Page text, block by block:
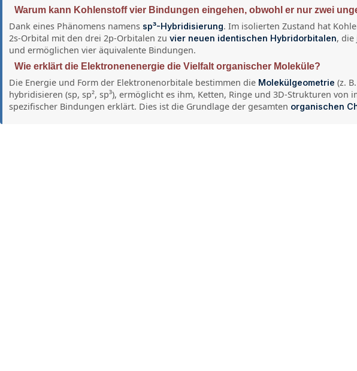
Warum kann Kohlenstoff vier Bindungen eingehen, obwohl er nur zwei
Dank eines Phänomens namens sp³-Hybridisierung. Im isolierten Zustand hat
2s-Orbital mit den drei 2p-Orbitalen zuvier neuen identischen Hybridorbitalen, die
und ermöglichen vier äquivalente Bindungen.
Wie erklärt die Elektronenenergie die Vielfalt organischer Moleküle?
Die Energie und Form der Elektronenorbitale bestimmen die Molekülgeometrie (z.
hybridisieren (sp, sp², sp³), ermöglicht es ihm, Ketten, Ringe und 3D-Strukturen
spezifischer Bindungen erklärt. Dies ist die Grundlage der gesamten organischen